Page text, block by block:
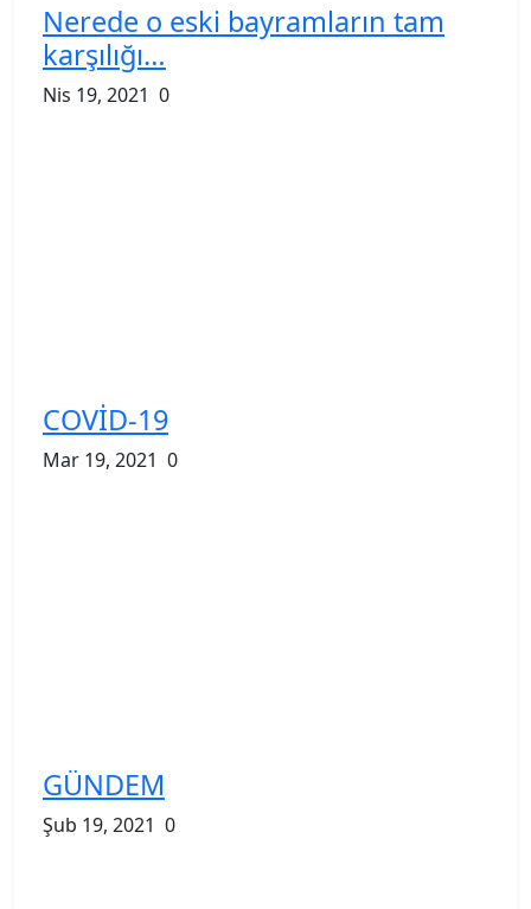
Nerede o eski bayramların tam
karşılığı…
Nis 19, 2021 0
COVİD-19
Mar 19, 2021 0
GÜNDEM
Şub 19, 2021 0